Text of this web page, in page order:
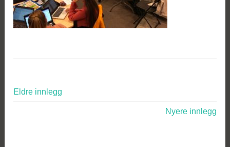
Innleggnavigasjon
Eldre innlegg
Nyere innlegg